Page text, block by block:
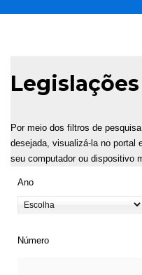
Legislações
Por meio dos filtros de
desejada, visualizá-la no portal
seu computador ou dispositivo
Ano
Número